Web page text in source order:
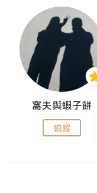
窩夫與蝦子餅
追蹤